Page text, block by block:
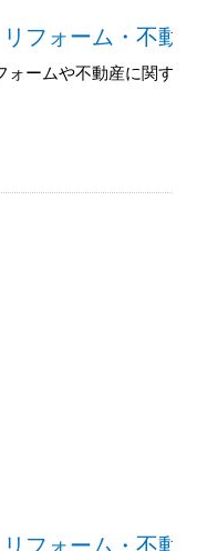
フォーム・不動
ォームや不動産に関す
フォーム・不動